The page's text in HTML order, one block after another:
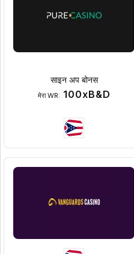
साइन अप बोनस
मेरा WR: 100xB&D